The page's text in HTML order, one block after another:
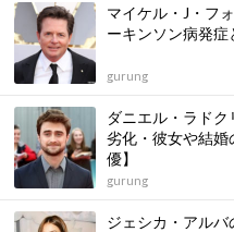
マイケル・J・フ
ーキンソン病発
gurung
ダニエル・ラド
劣化・彼女や結
優】
gurung
ジェシカ・アル